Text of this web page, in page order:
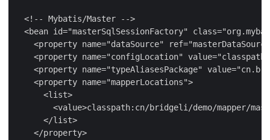
  <!-- Mybatis/Master -->
<bean id="masterSqlSessionFactory"
<property name="dataSource"
<property name="configLocation"
<property name="typeAliasesPackage"
    <property name="mapperLocations">
      <list>
<value>classpath:cn/bridgeli/demo/mapper/
      </list>
    </property>